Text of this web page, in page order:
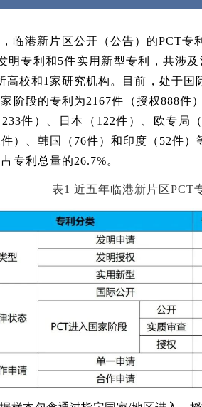
临港新片区公开（公告）的PCT专
明专利和5件实用新型专利，共涉
高校和1家研究机构。目前，处于国
阶段的专利为2167件（授权888件
件）、日本（122件）、欧专局
）、韩国（76件）和印度（52件
专利总量的26.7%。
表1 近五年临港新片区PCT